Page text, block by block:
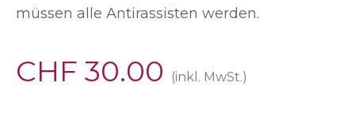
müssen alle Antirassisten werden.
CHF 30.00 (inkl. MwSt.)